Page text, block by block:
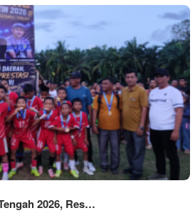
2026, Res…